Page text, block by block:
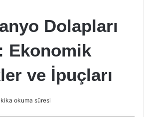
Dolapları
Ekonomik
ve İpuçları
okuma süresi